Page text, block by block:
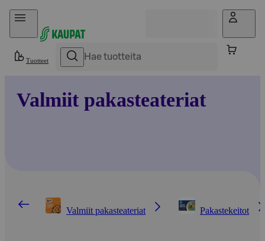
Hyppää sisältöön
Tuotteet
Valmiit pakasteateriat
Valmiit pakasteateriat Pakastekeitot